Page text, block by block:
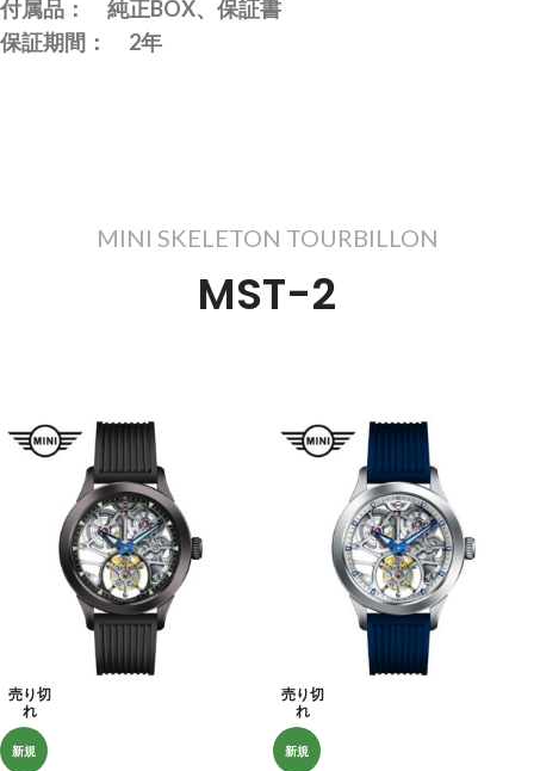
付属品： 純正BOX、保証書
保証期間： 2年
MINI SKELETON TOURBILLON
MST-2
売り切
れ
新規
売り切
れ
新規